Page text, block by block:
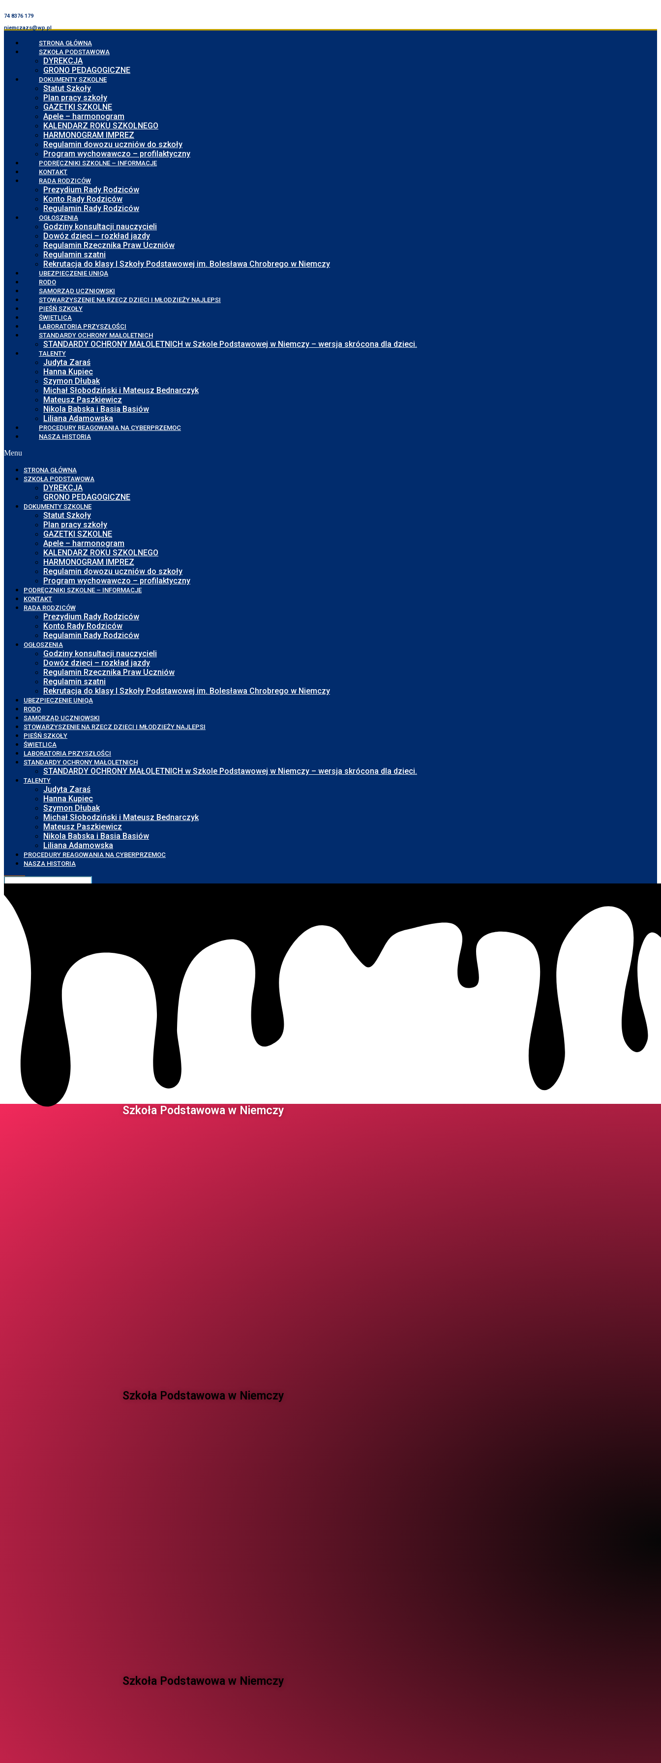
74 8376 179
niemczazs@wp.pl
STRONA GŁÓWNA
SZKOŁA PODSTAWOWA
DYREKCJA
GRONO PEDAGOGICZNE
DOKUMENTY SZKOLNE
Statut Szkoły
Plan pracy szkoły
GAZETKI SZKOLNE
Apele – harmonogram
KALENDARZ ROKU SZKOLNEGO
HARMONOGRAM IMPREZ
Regulamin dowozu uczniów do szkoły
Program wychowawczo – profilaktyczny
PODRĘCZNIKI SZKOLNE – INFORMACJE
KONTAKT
RADA RODZICÓW
Prezydium Rady Rodziców
Konto Rady Rodziców
Regulamin Rady Rodziców
OGŁOSZENIA
Godziny konsultacji nauczycieli
Dowóz dzieci – rozkład jazdy
Regulamin Rzecznika Praw Uczniów
Regulamin szatni
Rekrutacja do klasy I Szkoły Podstawowej im. Bolesława Chrobrego w Niemczy
UBEZPIECZENIE UNIQA
RODO
SAMORZĄD UCZNIOWSKI
STOWARZYSZENIE NA RZECZ DZIECI I MŁODZIEŻY NAJLEPSI
PIEŚŃ SZKOŁY
ŚWIETLICA
LABORATORIA PRZYSZŁOŚCI
STANDARDY OCHRONY MAŁOLETNICH
STANDARDY OCHRONY MAŁOLETNICH w Szkole Podstawowej w Niemczy – wersja skrócona dla dzieci.
TALENTY
Judyta Zaraś
Hanna Kupiec
Szymon Dłubak
Michał Słobodziński i Mateusz Bednarczyk
Mateusz Paszkiewicz
Nikola Babska i Basia Basiów
Liliana Adamowska
PROCEDURY REAGOWANIA NA CYBERPRZEMOC
NASZA HISTORIA
Menu
STRONA GŁÓWNA
SZKOŁA PODSTAWOWA
DYREKCJA
GRONO PEDAGOGICZNE
DOKUMENTY SZKOLNE
Statut Szkoły
Plan pracy szkoły
GAZETKI SZKOLNE
Apele – harmonogram
KALENDARZ ROKU SZKOLNEGO
HARMONOGRAM IMPREZ
Regulamin dowozu uczniów do szkoły
Program wychowawczo – profilaktyczny
PODRĘCZNIKI SZKOLNE – INFORMACJE
KONTAKT
RADA RODZICÓW
Prezydium Rady Rodziców
Konto Rady Rodziców
Regulamin Rady Rodziców
OGŁOSZENIA
Godziny konsultacji nauczycieli
Dowóz dzieci – rozkład jazdy
Regulamin Rzecznika Praw Uczniów
Regulamin szatni
Rekrutacja do klasy I Szkoły Podstawowej im. Bolesława Chrobrego w Niemczy
UBEZPIECZENIE UNIQA
RODO
SAMORZĄD UCZNIOWSKI
STOWARZYSZENIE NA RZECZ DZIECI I MŁODZIEŻY NAJLEPSI
PIEŚŃ SZKOŁY
ŚWIETLICA
LABORATORIA PRZYSZŁOŚCI
STANDARDY OCHRONY MAŁOLETNICH
STANDARDY OCHRONY MAŁOLETNICH w Szkole Podstawowej w Niemczy – wersja skrócona dla dzieci.
TALENTY
Judyta Zaraś
Hanna Kupiec
Szymon Dłubak
Michał Słobodziński i Mateusz Bednarczyk
Mateusz Paszkiewicz
Nikola Babska i Basia Basiów
Liliana Adamowska
PROCEDURY REAGOWANIA NA CYBERPRZEMOC
NASZA HISTORIA
Szkoła Podstawowa w Niemczy ​
Szkoła Podstawowa w Niemczy ​
Szkoła Podstawowa w Niemczy ​